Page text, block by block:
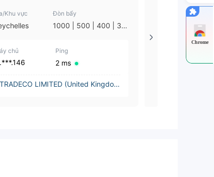
Khu vực Đòn bẩy
1000 | 500 | 400 | 30
5 | 3 | 2 | 1
chủ Ping
2 ms
TRADECO LIMITED (United Kingdo
Quốc gia/Khu vực
Seychelles
IP máy chủ
173.***.144
Chrome